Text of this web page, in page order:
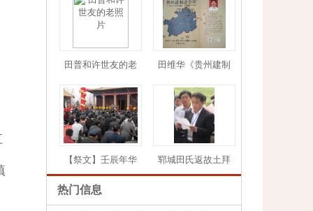
田普和许世友的老 田维华《贵州建制
【祭文】壬辰年华 郓城田氏返故土拜
热门信息